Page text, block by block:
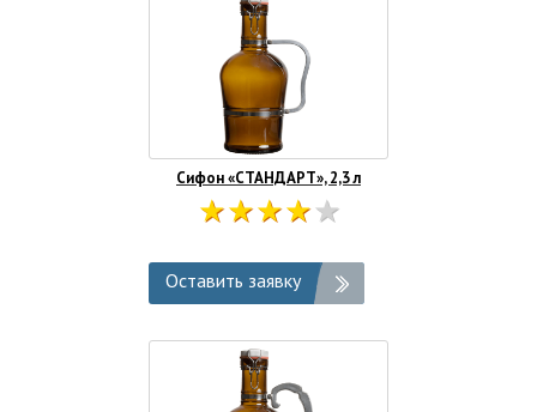
Сифон «СТАНДАРТ», 2,3 л
Оставить заявку